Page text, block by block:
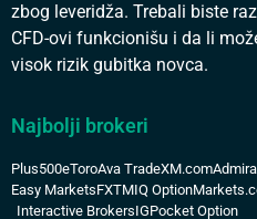
zbog leveridža. Trebali biste
CFD-ovi funkcionišu i da li
visok rizik gubitka novca.
Najbolji brokeri
Plus500eToroAva TradeXM.com
Easy MarketsFXTMIQ Option
Interactive BrokersIGPocket Option